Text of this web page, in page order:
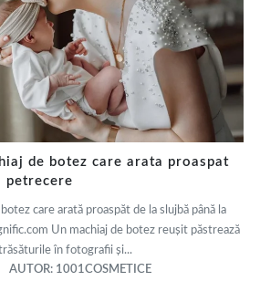
de botez care arata proaspat
petrecere
care arată proaspăt de la slujbă până la
Un machiaj de botez reușit păstrează
în fotografii și...
AUTOR: 1001COSMETICE